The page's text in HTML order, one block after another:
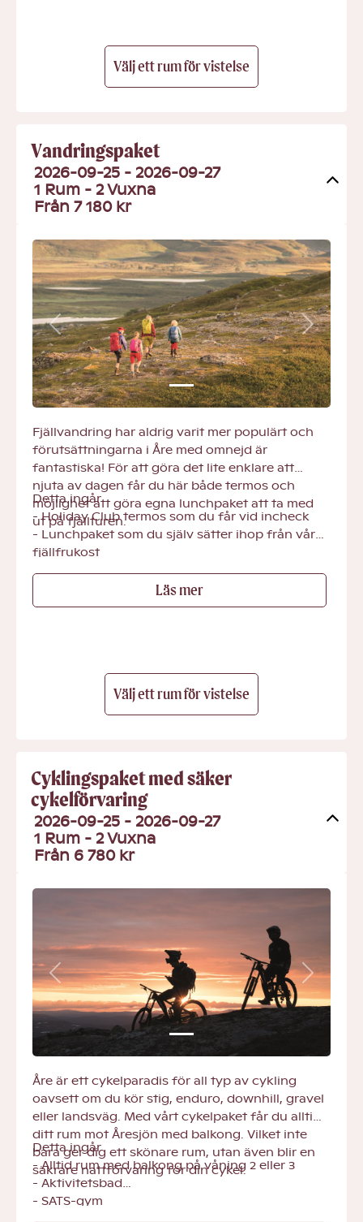
Välj ett rum för vistelse
Vandringspaket
2026-09-25 - 2026-09-27
1 Rum - 2Vuxna
Från 7 180 kr
Previous Next
Fjällvandring har aldrig varit mer populärt och
förutsättningarna i Åre med omnejd är
fantastiska! För att göra det lite enklare att
njuta av dagen får du här både termos och
möjlighet att göra egna lunchpaket att ta med
ut på fjällturen.
Detta ingår
- Holiday Club termos som du får vid incheck
- Lunchpaket som du själv sätter ihop från vår
fjällfrukost
- Aktivitetsbad
- Fria aktiviteter & träningsklasser
Läs mer
Välj ett rum för vistelse
Cyklingspaket med säker
cykelförvaring
2026-09-25 - 2026-09-27
1 Rum - 2Vuxna
Från 6 780 kr
Previous Next
Åre är ett cykelparadis för all typ av cykling
oavsett om du kör stig, enduro, downhill, gravel
eller landsväg. Med vårt cykelpaket får du alltid
ditt rum mot Åresjön med balkong. Vilket inte
bara ger dig ett skönare rum, utan även blir en
säkrare nattförvaring för din cykel.
Detta ingår
- Alltid rum med balkong på våning 2 eller 3
- Aktivitetsbad
- SATS-gym
- Fria aktiviteter & träningsklasser